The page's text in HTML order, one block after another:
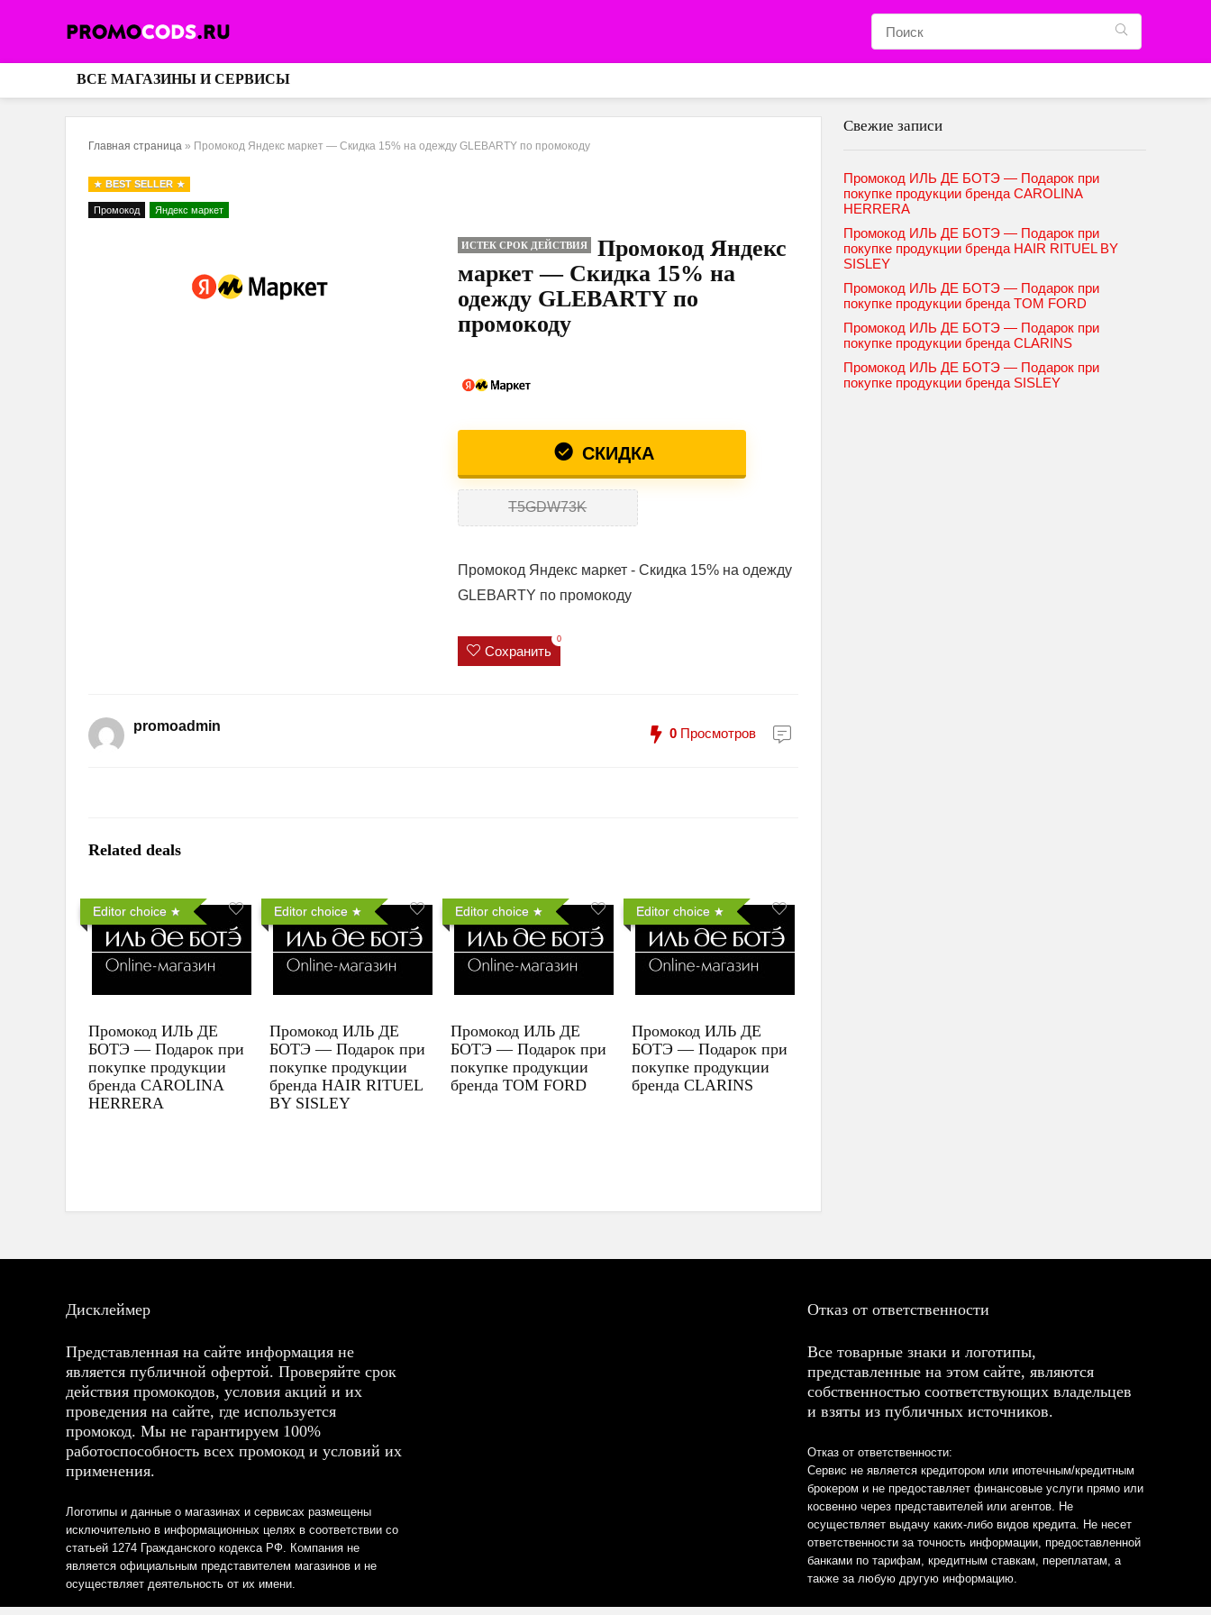
ВСЕ МАГАЗИНЫ И СЕРВИСЫ
Главная страница » Промокод Яндекс маркет — Скидка 15% на одежду GLEBARTY по промокоду
BEST SELLER
Промокод Яндекс маркет
ИСТЕК СРОК ДЕЙСТВИЯ
Промокод Яндекс
маркет — Скидка 15% на
одежду GLEBARTY по
промокоду
СКИДКА
T5GDW73K
Промокод Яндекс маркет - Скидка 15% на одежду
GLEBARTY по промокоду
Сохранить
0
promoadmin 0 Просмотров
Related deals
Editor choice
Промокод ИЛЬ ДЕ
БОТЭ — Подарок при
покупке продукции
бренда CAROLINA
HERRERA
Editor choice
Промокод ИЛЬ ДЕ
БОТЭ — Подарок при
покупке продукции
бренда HAIR RITUEL
BY SISLEY
Editor choice
Промокод ИЛЬ ДЕ
БОТЭ — Подарок при
покупке продукции
бренда TOM FORD
Editor choice
Промокод ИЛЬ ДЕ
БОТЭ — Подарок при
покупке продукции
бренда CLARINS
Свежие записи
Промокод ИЛЬ ДЕ БОТЭ — Подарок при
покупке продукции бренда CAROLINA
HERRERA
Промокод ИЛЬ ДЕ БОТЭ — Подарок при
покупке продукции бренда HAIR RITUEL BY
SISLEY
Промокод ИЛЬ ДЕ БОТЭ — Подарок при
покупке продукции бренда TOM FORD
Промокод ИЛЬ ДЕ БОТЭ — Подарок при
покупке продукции бренда CLARINS
Промокод ИЛЬ ДЕ БОТЭ — Подарок при
покупке продукции бренда SISLEY
Дисклеймер
Представленная на сайте информация не
является публичной офертой. Проверяйте срок
действия промокодов, условия акций и их
проведения на сайте, где используется
промокод. Мы не гарантируем 100%
работоспособность всех промокод и условий их
применения.
Логотипы и данные о магазинах и сервисах размещены
исключительно в информационных целях в соответствии со
статьей 1274 Гражданского кодекса РФ. Компания не
является официальным представителем магазинов и не
осуществляет деятельность от их имени.
Отказ от ответственности
Все товарные знаки и логотипы,
представленные на этом сайте, являются
собственностью соответствующих владельцев
и взяты из публичных источников.
Отказ от ответственности:
Сервис не является кредитором или ипотечным/кредитным
брокером и не предоставляет финансовые услуги прямо или
косвенно через представителей или агентов. Не
осуществляет выдачу каких-либо видов кредита. Не несет
ответственности за точность информации, предоставленной
банками по тарифам, кредитным ставкам, переплатам, а
также за любую другую информацию.